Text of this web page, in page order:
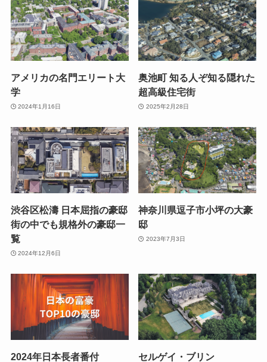
アメリカの名門エリート大
学
2024年1月16日
奥池町 知る人ぞ知る隠れた
超高級住宅街
2025年2月28日
渋谷区松濤 日本屈指の豪邸
街の中でも規格外の豪邸一
覧
2024年12月6日
神奈川県逗子市小坪の大豪
邸
2023年7月3日
2024年日本長者番付 セルゲイ・ブリン